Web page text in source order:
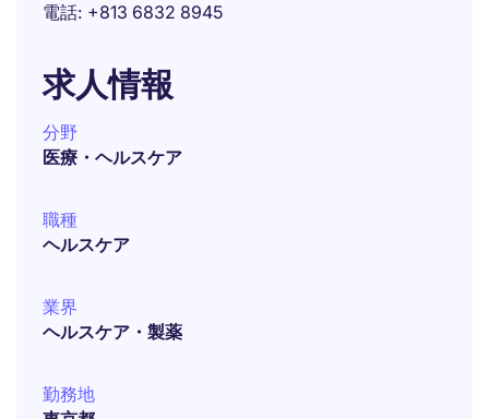
電話 +813 6832 8945
求人情報
分野
医療・ヘルスケア
職種
ヘルスケア
業界
ヘルスケア・製薬
勤務地